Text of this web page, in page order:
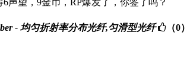
6声望，9金币，RP爆发了，你签了吗？
- 均匀折射率分布光纤,匀滑型光纤 （0）